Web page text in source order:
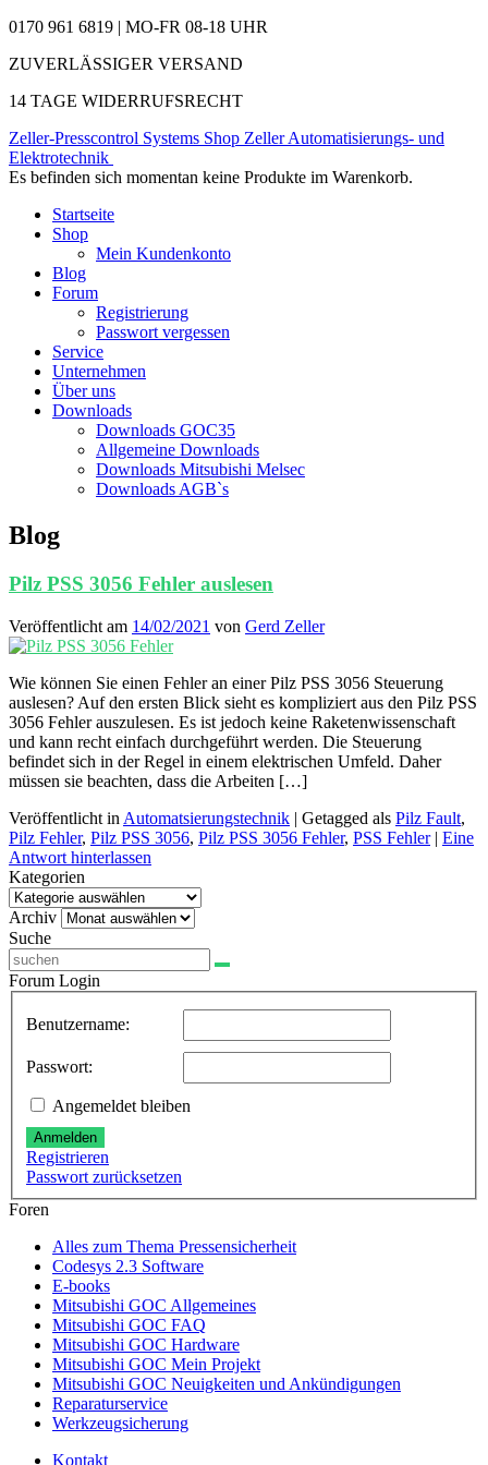
0170 961 6819 | MO-FR 08-18 UHR
ZUVERLÄSSIGER VERSAND
14 TAGE WIDERRUFSRECHT
Zeller-Presscontrol Systems Shop Zeller Automatisierungs- und
Elektrotechnik
Es befinden sich momentan keine Produkte im Warenkorb.
Startseite
Shop
Mein Kundenkonto
Blog
Forum
Registrierung
Passwort vergessen
Service
Unternehmen
Über uns
Downloads
Downloads GOC35
Allgemeine Downloads
Downloads Mitsubishi Melsec
Downloads AGB`s
Blog
Pilz PSS 3056 Fehler auslesen
Veröffentlicht am 14/02/2021 von Gerd Zeller
Wie können Sie einen Fehler an einer Pilz PSS 3056 Steuerung
auslesen? Auf den ersten Blick sieht es kompliziert aus den Pilz PSS
3056 Fehler auszulesen. Es ist jedoch keine Raketenwissenschaft
und kann recht einfach durchgeführt werden. Die Steuerung
befindet sich in der Regel in einem elektrischen Umfeld. Daher
müssen sie beachten, dass die Arbeiten […]
Veröffentlicht in Automatsierungstechnik | Getagged als Pilz Fault,
Pilz Fehler, Pilz PSS 3056, Pilz PSS 3056 Fehler, PSS Fehler | Eine
Antwort hinterlassen
Kategorien
Kategorien
Archiv Archiv
Suche
Forum Login
Benutzername:
Passwort:
Angemeldet bleiben
Anmelden
Registrieren
Passwort zurücksetzen
Foren
Alles zum Thema Pressensicherheit
Codesys 2.3 Software
E-books
Mitsubishi GOC Allgemeines
Mitsubishi GOC FAQ
Mitsubishi GOC Hardware
Mitsubishi GOC Mein Projekt
Mitsubishi GOC Neuigkeiten und Ankündigungen
Reparaturservice
Werkzeugsicherung
Kontakt